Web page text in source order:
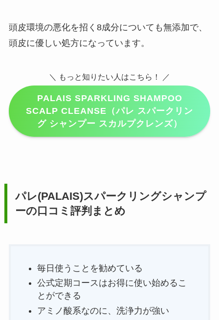
頭皮環境の悪化を招く8成分についても無添加で、
頭皮に優しい処方になっています。
＼ もっと知りたい人はこちら！ ／
PALAIS SPARKLING SHAMPOO
SCALP CLEANSE（パレ スパークリン
グ シャンプー スカルプクレンズ）
パレ(PALAIS)スパークリングシャンプ
ーの口コミ評判まとめ
毎日使うことを勧めている
公式定期コースはお得に使い始めるこ
とができる
アミノ酸系なのに、洗浄力が強い